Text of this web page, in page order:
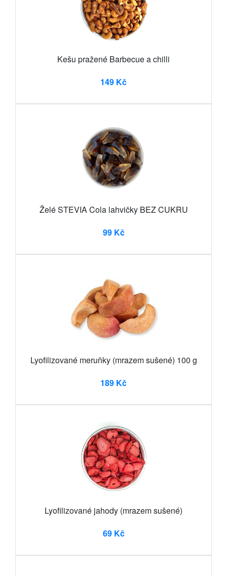
Kešu pražené Barbecue a chilli
149 Kč
Želé STEVIA Cola lahvičky BEZ CUKRU
99 Kč
Lyofilizované meruňky (mrazem sušené) 100 g
189 Kč
Lyofilizované jahody (mrazem sušené)
69 Kč